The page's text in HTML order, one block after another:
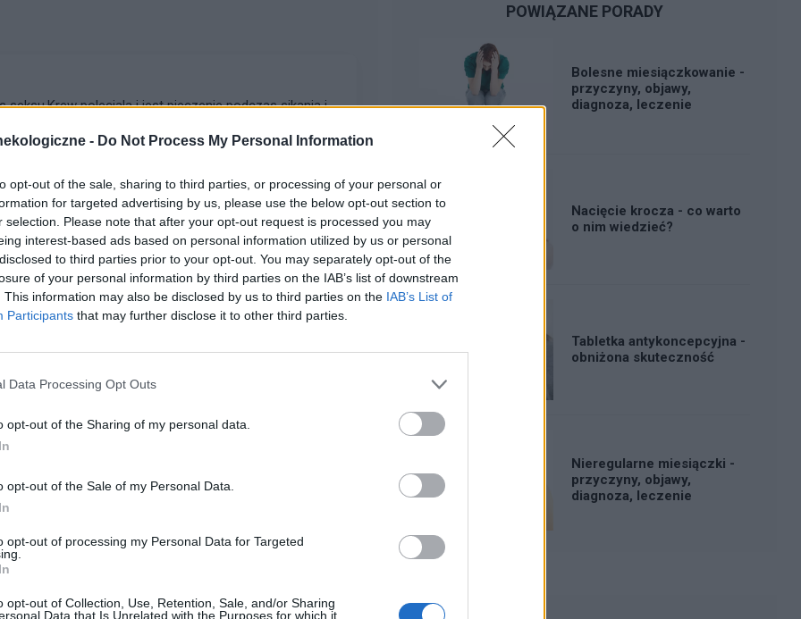
- Do Not Process My Personal Information
opt-out of the sale, sharing to third parties, or processing of your personal or
for targeted advertising by us, please use the below opt-out section to
selection. Please note that after your opt-out request is processed you may
interest-based ads based on personal information utilized by us or personal
to third parties prior to your opt-out. You may separately opt-out of the
of your personal information by third parties on the IAB’s list of downstream
This information may also be disclosed by us to third parties on the IAB’s List of
Participants that may further disclose it to other third parties.
Data Processing Opt Outs
opt-out of the Sharing of my personal data.
opt-out of the Sale of my Personal Data.
opt-out of processing my Personal Data for Targeted
opt-out of Collection, Use, Retention, Sale, and/or Sharing
Data that Is Unrelated with the Purposes for which it
poleciala i jest pieczenie podczas sikania i
ta dolegliwość?.
Brak miesiączki - miałam już przepisane luteinę l,
systen 50 i ponownie luteinę, które również okresu
wykonane badania hormonalne i wyszedł bardzo niski
w ciążę. Mam nieregularne cykle więc nie mogę
22 dniu cyklu czy zrobienie takiego testu w tym
stresować na zapas czy w jakim czasie zrobić taki
tabletki mimo iż jestem 2 tygodnie
POWIĄZANE PORADY
Bolesne miesiączkowanie -
przyczyny, objawy,
diagnoza, leczenie
Nacięcie krocza - co warto
o nim wiedzieć?
Tabletka antykoncepcyjna -
obniżona skuteczność
Nieregularne miesiączki -
przyczyny, objawy,
diagnoza, leczenie